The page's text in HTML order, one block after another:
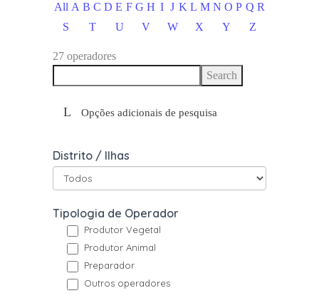
All A B C D E F G H I J K L M N O P Q R
S
T U V W X Y Z
27 operadores
Opções adicionais de pesquisa
Pesquisa
avançada
Distrito / Ilhas
Tipologia de Operador
Produtor Vegetal
Produtor Animal
Preparador
Outros operadores